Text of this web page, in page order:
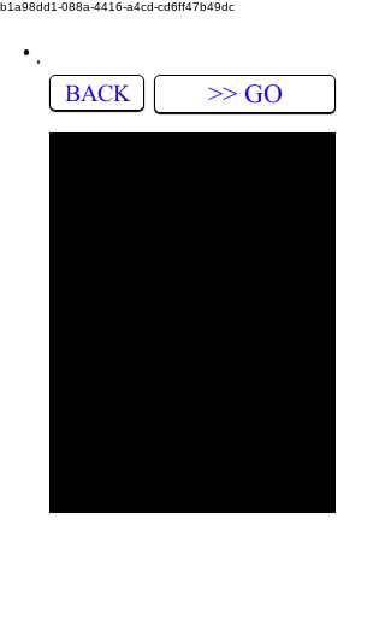
b1a98dd1-088a-4416-a4cd-cd6ff47b49dc
BACK >> GO